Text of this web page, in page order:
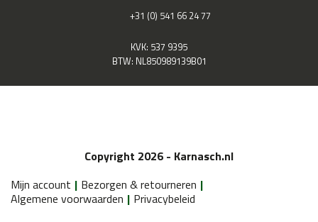
+31 (0) 541 66 24 77
KVK: 537 9395
BTW: NL850989139B01
Copyright 2026 - Karnasch.nl
Mijn account
Bezorgen & retourneren
Algemene voorwaarden
Privacybeleid